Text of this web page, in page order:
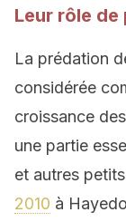
Leur rôle
La prédation
considérée
croissance
une partie
et autres
2010 à